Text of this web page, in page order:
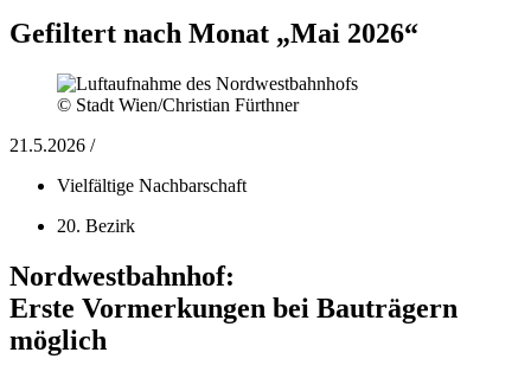
Gefiltert nach Monat „Mai 2026“
© Stadt Wien/Christian Fürthner
21.5.2026 /
Vielfältige Nachbarschaft
20. Bezirk
Nordwestbahnhof:
Erste Vormerkungen bei Bauträgern
möglich